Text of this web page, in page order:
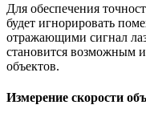
Для обеспечения
будет игнорировать
отражающими сигнал
становится возможным
объектов.
Измерение скорости